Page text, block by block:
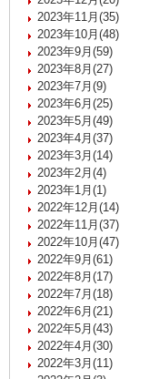
2023年11月(35)
2023年10月(48)
2023年9月(59)
2023年8月(27)
2023年7月(9)
2023年6月(25)
2023年5月(49)
2023年4月(37)
2023年3月(14)
2023年2月(4)
2023年1月(1)
2022年12月(14)
2022年11月(37)
2022年10月(47)
2022年9月(61)
2022年8月(17)
2022年7月(18)
2022年6月(21)
2022年5月(43)
2022年4月(30)
2022年3月(11)